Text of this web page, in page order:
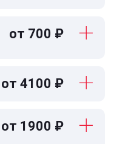
от 700 ₽
от 4100 ₽
от 1900 ₽